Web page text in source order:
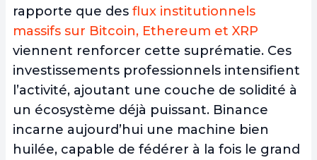
rapporte que des flux institutionnels
massifs sur Bitcoin, Ethereum et XRP
viennent renforcer cette suprématie. Ces
investissements professionnels intensifient
l’activité, ajoutant une couche de solidité à
un écosystème déjà puissant. Binance
incarne aujourd’hui une machine bien
huilée, capable de fédérer à la fois le grand